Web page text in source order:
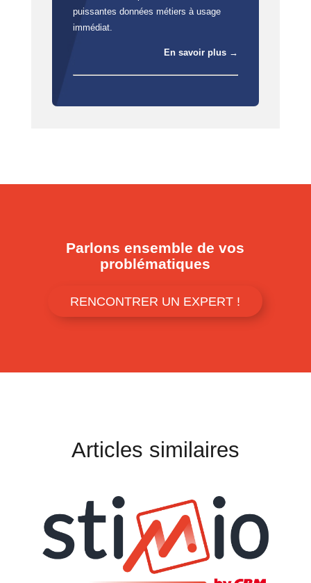
puissantes données métiers à usage
immédiat.
En savoir plus →
Parlons ensemble de vos
problématiques
RENCONTRER UN EXPERT !
Articles similaires